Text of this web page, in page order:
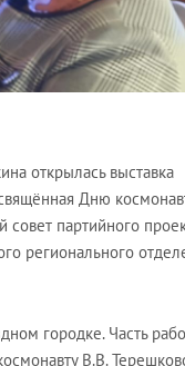
открылась выставка
Дню
партийного
регионального
городке. Часть
В.В.